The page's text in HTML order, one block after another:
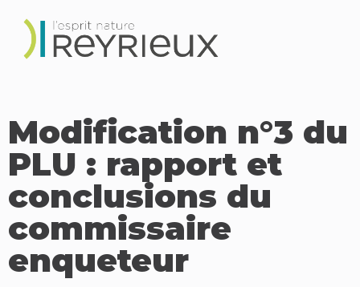
Modification n°3 du
PLU : rapport et
conclusions du
commissaire
enqueteur